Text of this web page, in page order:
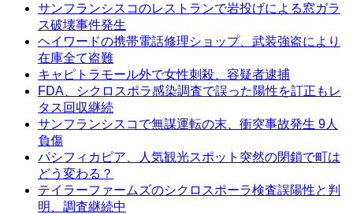
サンフランシスコのレストランで岩投げによる窓ガラ
ス破壊事件発生
ヘイワードの携帯電話修理ショップ、武装強盗により
在庫全て盗難
キャピトラモール外で女性刺殺、容疑者逮捕
FDA、シクロスポラ感染調査で誤った陽性を訂正もレ
タス回収継続
サンフランシスコで無謀運転の末、衝突事故発生 9人
負傷
パシフィカピア、人気観光スポット突然の閉鎖で町は
どう変わる？
テイラーファームズのシクロスポーラ検査誤陽性と判
明、調査継続中